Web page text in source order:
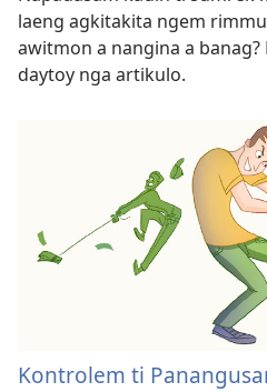
laeng agkitakita ngem
awitmon a nangina a
daytoy nga artikulo.
Kontrolem ti